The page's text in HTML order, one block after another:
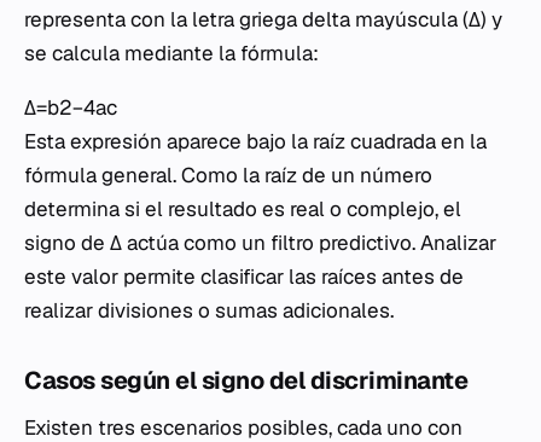
representa con la letra griega delta mayúscula (Δ) y
se calcula mediante la fórmula:
Δ=b2−4ac
Esta expresión aparece bajo la raíz cuadrada en la
fórmula general. Como la raíz de un número
determina si el resultado es real o complejo, el
signo de Δ actúa como un filtro predictivo. Analizar
este valor permite clasificar las raíces antes de
realizar divisiones o sumas adicionales.
Casos según el signo del discriminante
Existen tres escenarios posibles, cada uno con